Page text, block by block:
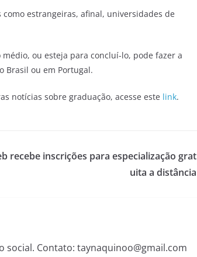
estrangeiras, afinal, universidades de
ou esteja para concluí-lo, pode fazer a
Brasil ou em Portugal.
notícias sobre graduação, acesse este link.
recebe inscrições para especialização grat
uita a distância
social. Contato: taynaquinoo@gmail.com